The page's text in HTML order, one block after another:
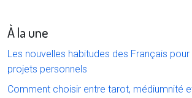
À la une
Les nouvelles habitudes des Français
projets personnels
Comment choisir entre tarot, médiumnité